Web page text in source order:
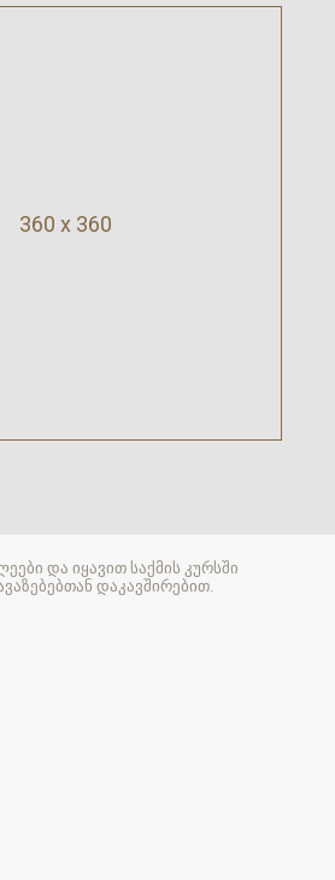
360 x 360
და იყავით საქმის კურსში
დაკავშირებით.